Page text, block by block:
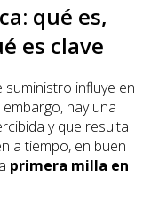
qué es,
es clave
suministro influye en
hay una
y que resulta
a tiempo, en buen
primera milla en